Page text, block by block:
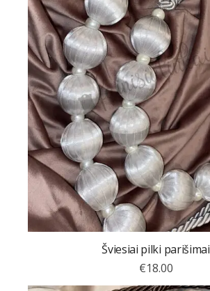
Šviesiai pilki parišimai
€18.00